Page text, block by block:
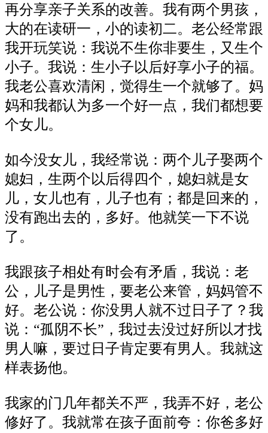
再分享亲子关系的改善。我有两个男孩，
大的在读研一，小的读初二。老公经常跟
我开玩笑说：我说不生你非要生，又生个
小子。我说：生小子以后好享小子的福。
我老公喜欢清闲，觉得生一个就够了。妈
妈和我都认为多一个好一点，我们都想要
个女儿。
如今没女儿，我经常说：两个儿子娶两个
媳妇，生两个以后得四个，媳妇就是女
儿，女儿也有，儿子也有；都是回来的，
没有跑出去的，多好。他就笑一下不说
了。
我跟孩子相处有时会有矛盾，我说：老
公，儿子是男性，要老公来管，妈妈管不
好。老公说：你没男人就不过日子了？我
说：“孤阴不长”，我过去没过好所以才找
男人嘛，要过日子肯定要有男人。我就这
样表扬他。
我家的门几年都关不严，我弄不好，老公
修好了。我就常在孩子面前夸：你爸多好